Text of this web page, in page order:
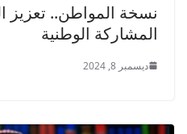
نسخة المواطن.. تعزيز
المشاركة الوطنية
ديسمبر 8, 2024